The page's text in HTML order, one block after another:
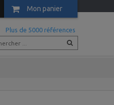
Mon panier
Plus de 5000 références